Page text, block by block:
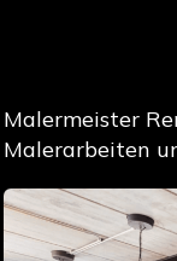
Malermeister
Malerarbeiten